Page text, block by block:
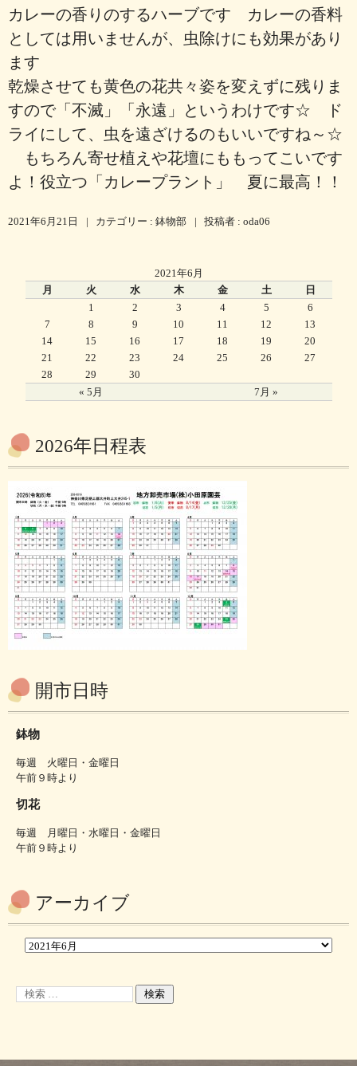
カレーの香りのするハーブです カレーの香料
としては用いませんが、虫除けにも効果があり
ます
乾燥させても黄色の花共々姿を変えずに残りま
すので「不滅」「永遠」というわけです☆ ド
ライにして、虫を遠ざけるのもいいですね～☆
もちろん寄せ植えや花壇にももってこいです
よ！役立つ「カレープラント」 夏に最高！！
2021年6月21日 | カテゴリー : 鉢物部 | 投稿者 : oda06
2021年6月
月
火 水 木 金 土 日
« 5月 7月 »
1 2 3 4 5
6
7
8 9 10 11 12
13
14
15 16 17 18 19
20
21
22 23 24 25 26
27
28
29 30
2026年日程表
開市日時
鉢物
毎週 火曜日・金曜日
午前９時より
切花
毎週 月曜日・水曜日・金曜日
午前９時より
アーカイブ